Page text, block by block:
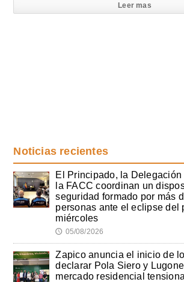
Leer mas
Noticias recientes
El Principado, la
la FACC coordinan un
seguridad formado por más
personas ante el eclipse del
miércoles
🕔 05/08/2026
Zapico anuncia el inicio de
declarar Pola Siero y
mercado residencial